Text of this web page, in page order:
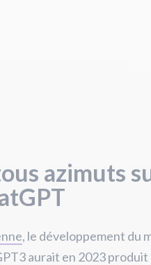
azimuts
, le développement du
aurait en 2023 produit